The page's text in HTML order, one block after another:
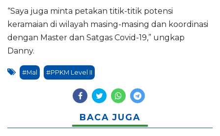
“Saya juga minta petakan titik-titik potensi
keramaian di wilayah masing-masing dan koordinasi
dengan Master dan Satgas Covid-19,” ungkap
Danny.
#Mal #PPKM Level II
BACA JUGA